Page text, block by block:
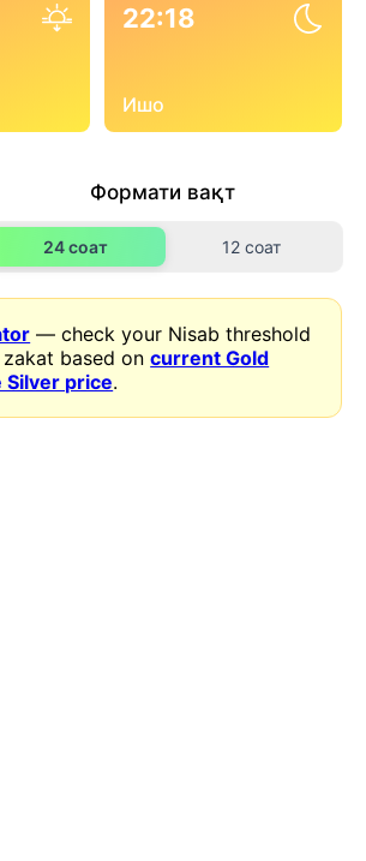
22:18
Ишо
Формати вақт
24 соат 12 соат
— check your Nisab threshold
zakat based oncurrent Gold
Silver price.